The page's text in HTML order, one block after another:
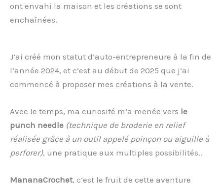
ont envahi la maison et les créations se sont
enchaînées.
J’ai créé mon statut d’auto-entrepreneure à la fin de
l’année 2024, et c’est au début de 2025 que j’ai
commencé à proposer mes créations à la vente.
Avec le temps, ma curiosité m’a menée vers le
punch needle (technique de broderie en relief
réalisée grâce à un outil appelé poinçon ou aiguille à
perforer), une pratique aux multiples possibilités..
MananaCrochet, c’est le fruit de cette aventure